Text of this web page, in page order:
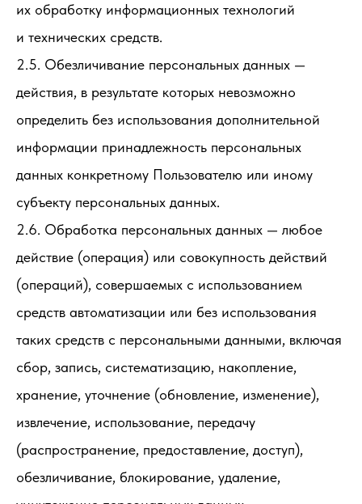
их обработку информационных технологий
и технических средств.
2.5. Обезличивание персональных данных —
действия, в результате которых невозможно
определить без использования дополнительной
информации принадлежность персональных
данных конкретному Пользователю или иному
субъекту персональных данных.
2.6. Обработка персональных данных — любое
действие (операция) или совокупность действий
(операций), совершаемых с использованием
средств автоматизации или без использования
таких средств с персональными данными, включая
сбор, запись, систематизацию, накопление,
хранение, уточнение (обновление, изменение),
извлечение, использование, передачу
(распространение, предоставление, доступ),
обезличивание, блокирование, удаление,